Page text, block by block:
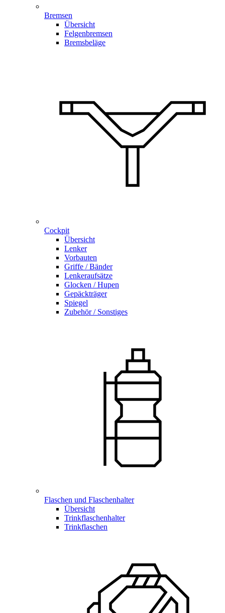
Bremsen
Übersicht
Felgenbremsen
Bremsbeläge
Cockpit
Übersicht
Lenker
Vorbauten
Griffe / Bänder
Lenkeraufsätze
Glocken / Hupen
Gepäckträger
Spiegel
Zubehör / Sonstiges
Flaschen und Flaschenhalter
Übersicht
Trinkflaschenhalter
Trinkflaschen